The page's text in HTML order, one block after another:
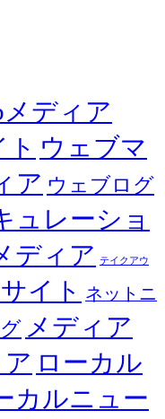
メディア
ウェブマ
ア ウェブログ
ュレーショ
ディア テイクアウ
イト ネットニ
メディア
ローカル
カルニュー